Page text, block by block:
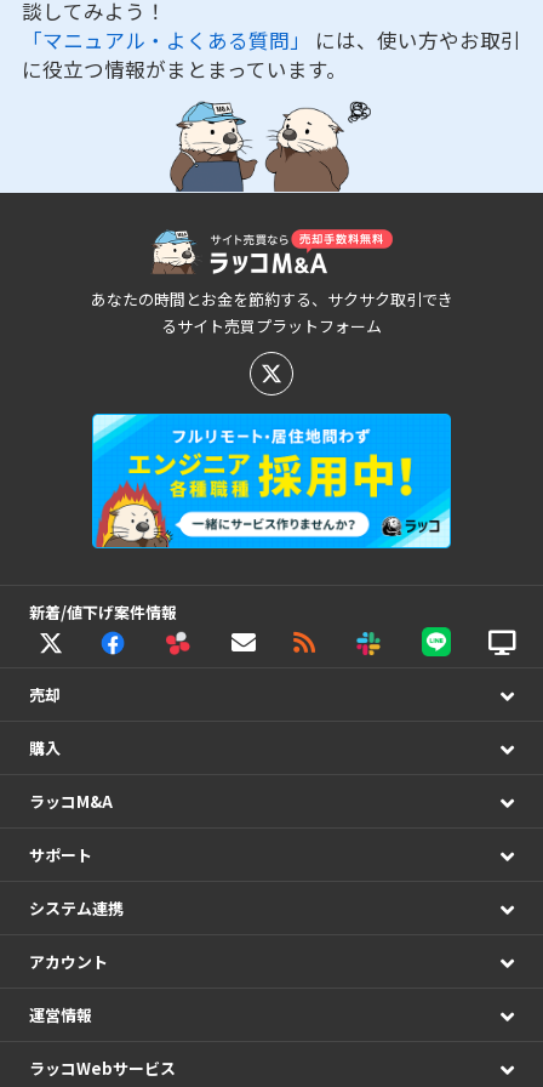
談してみよう！
「マニュアル・よくある質問」 には、使い方やお取引
に役立つ情報がまとまっています。
あなたの時間とお金を節約する、サクサク取引でき
るサイト売買プラットフォーム
新着/値下げ案件情報
売却
購入
ラッコM&A
サポート
システム連携
アカウント
運営情報
ラッコWebサービス